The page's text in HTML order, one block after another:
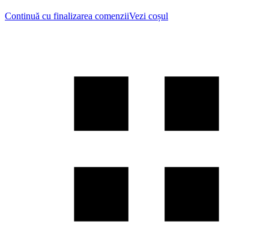
Continuă cu finalizarea comenziiVezi coșul